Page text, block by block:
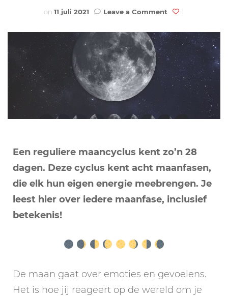
on 11 juli 2021 Leave a Comment on
maanfasen
zijn
er
en
wat
betekenis
1
Een reguliere maancyclus kent zo’n 28
dagen. Deze cyclus kent acht maanfasen,
die elk hun eigen energie meebrengen. Je
leest hier over iedere maanfase, inclusief
betekenis!
De maan gaat over emoties en gevoelens.
Het is hoe jij reageert op de wereld om je